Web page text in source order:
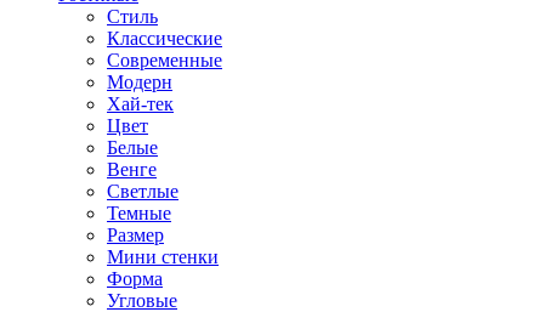
Стиль
Классические
Современные
Модерн
Хай-тек
Цвет
Белые
Венге
Светлые
Темные
Размер
Мини стенки
Форма
Угловые